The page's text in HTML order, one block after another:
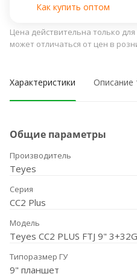
Как купить оптом
Цена действительна только
может отличаться от цен в
Характеристики Описание
Общие параметры
Производитель
Teyes
Серия
CC2 Plus
Модель
Teyes CC2 PLUS FTJ 9" 3+32G
Типоразмер ГУ
9" планшет